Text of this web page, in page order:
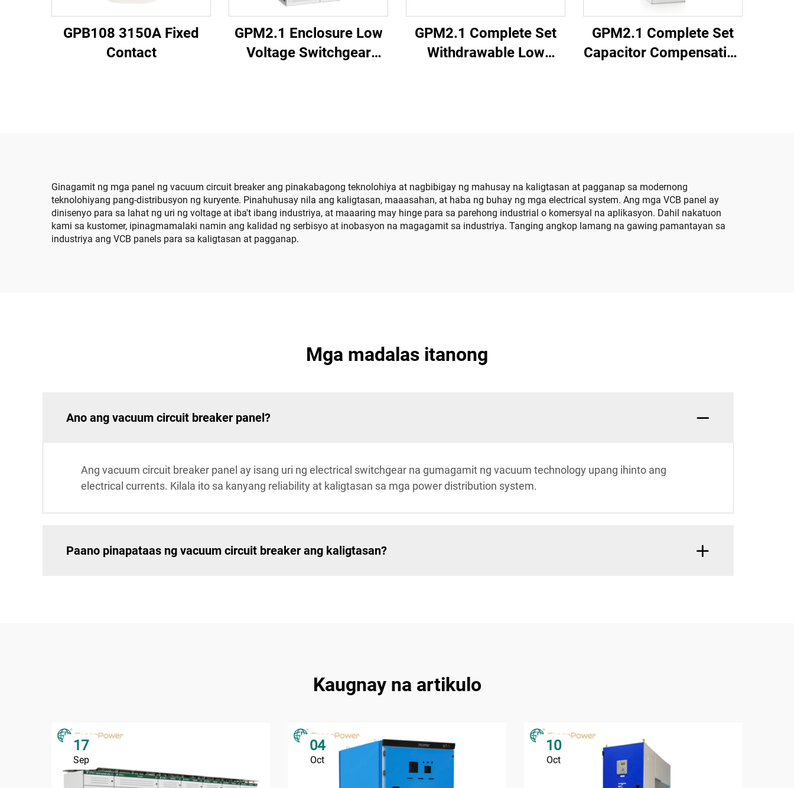
GPB108 3150A Fixed
Contact
GPM2.1 Enclosure Low
Voltage Switchgear
GPM2.1 Complete Set
Withdrawable Low
GPM2.1 Complete Set
Capacitor Compensation
Ginagamit ng mga panel ng vacuum circuit breaker ang pinakabagong teknolohiya at nagbibigay ng mahusay na kaligtasan at pagganap sa modernong
teknolohiyang pang-distribusyon ng kuryente. Pinahuhusay nila ang kaligtasan, maaasahan, at haba ng buhay ng mga electrical system. Ang mga VCB panel ay
dinisenyo para sa lahat ng uri ng voltage at iba't ibang industriya, at maaaring may hinge para sa parehong industrial o komersyal na aplikasyon. Dahil nakatuon
kami sa kustomer, ipinagmamalaki namin ang kalidad ng serbisyo at inobasyon na magagamit sa industriya. Tanging angkop lamang na gawing pamantayan sa
industriya ang VCB panels para sa kaligtasan at pagganap.
Mga madalas itanong
Ano ang vacuum circuit breaker panel?
Ang vacuum circuit breaker panel ay isang uri ng electrical switchgear na gumagamit ng vacuum technology upang ihinto ang
electrical currents. Kilala ito sa kanyang reliability at kaligtasan sa mga power distribution system.
Paano pinapataas ng vacuum circuit breaker ang kaligtasan?
Kaugnay na artikulo
17
Sep
04
Oct
10
Oct